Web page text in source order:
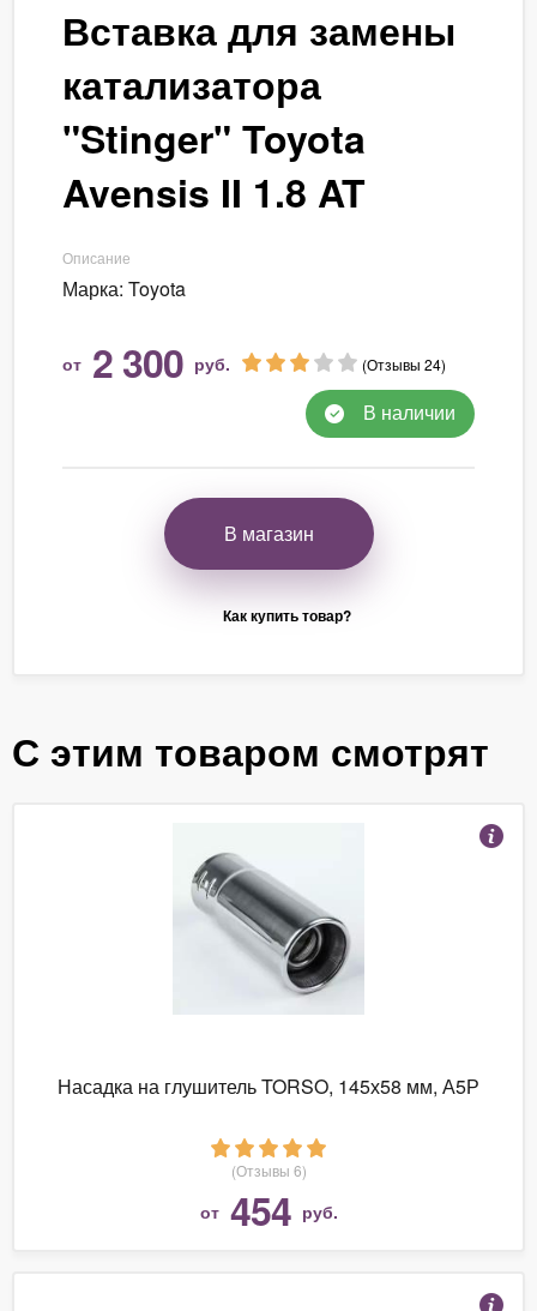
Вставка для замены
катализатора
"Stinger" Toyota
Avensis II 1.8 AT
Описание
Марка: Toyota
от 2 300 руб. (Отзывы 24)
В наличии
В магазин
Как купить товар?
С этим товаром смотрят
Насадка на глушитель TORSO, 145х58 мм, А5Р
(Отзывы 6)
от 454 руб.